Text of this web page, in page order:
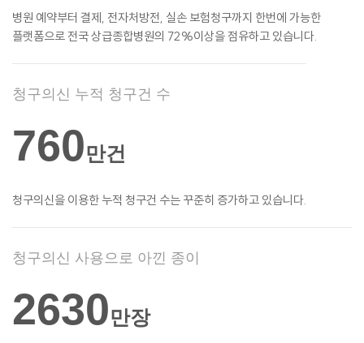
병원 예약부터 결제, 전자처방전, 실손 보험청구까지 한번에 가능한
플랫폼으로 전국 상급종합병원의 72%이상을 점유하고 있습니다.
청구의신 누적 청구건 수
760만건
청구의신을 이용한 누적 청구건 수는 꾸준히 증가하고 있습니다.
청구의신 사용으로 아낀 종이
2630만장